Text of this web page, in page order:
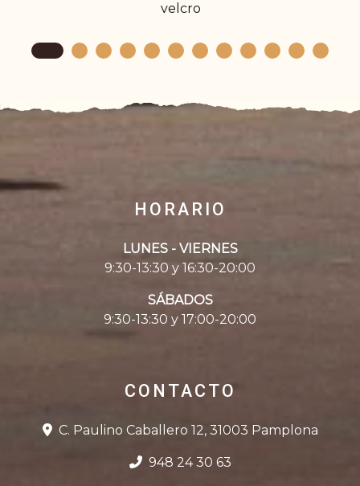
velcro
HORARIO
LUNES - VIERNES
9:30-13:30 y 16:30-20:00
SÁBADOS
9:30-13:30 y 17:00-20:00
CONTACTO
C. Paulino Caballero 12, 31003 Pamplona
948 24 30 63